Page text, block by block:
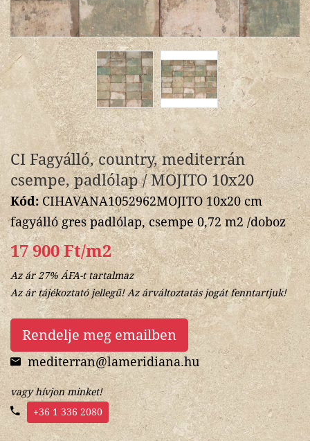
CI Fagyálló, country, mediterrán
csempe, padlólap / MOJITO 10x20
Kód:CIHAVANA1052962MOJITO 10x20 cm
fagyálló gres padlólap, csempe 0,72 m2 /doboz
17 900 Ft/m2
Az ár 27% ÁFA-t tartalmaz
Az ár tájékoztató jellegű! Az árváltoztatás jogát fenntartjuk!
Rendelje meg emailben
mediterran@lameridiana.hu
vagy hívjon minket!
+36 1 336 2080